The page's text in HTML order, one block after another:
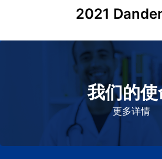
2021
我们的
更多详情
致力于提高患者的生命健